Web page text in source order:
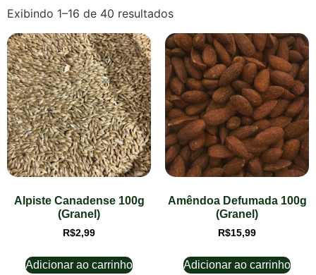
Exibindo 1–16 de 40 resultados
Alpiste Canadense 100g
(Granel)
R$2,99
Adicionar ao carrinho
Amêndoa Defumada 100g
(Granel)
R$15,99
Adicionar ao carrinho